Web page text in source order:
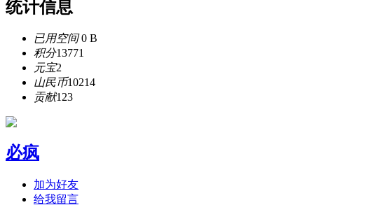
统计信息
已用空间0 B
积分13771
元宝2
山民币10214
贡献123
必疯
加为好友
给我留言